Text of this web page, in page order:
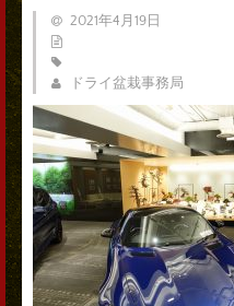
2021年4月19日
ドライ盆栽事務局